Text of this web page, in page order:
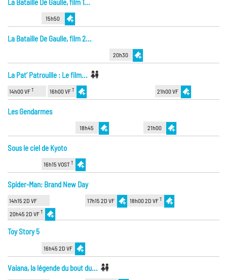
La Bataille De Gaulle, film 1...
15h50
La Bataille De Gaulle, film 2...
20h30
La Pat’ Patrouille : Le film...
14h00 VFT 16h00 VFT 21h00 VF
Les Gendarmes
18h45 21h00
Sous le ciel de Kyoto
16h15 VOSTT
Spider-Man: Brand New Day
14h15 2D VF 17h15 2D VF 18h00 2D VFT
20h45 2D VFT
Toy Story 5
16h45 2D VF
Vaiana, la légende du bout du...